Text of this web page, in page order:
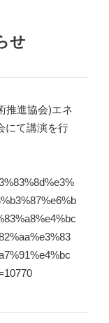
せ
推進協会)エネ
にて講演を行